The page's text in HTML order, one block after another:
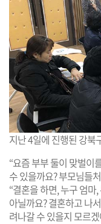
지난 4일에 진행된 강북
“요즘 부부 둘이 맞벌이
수 있을까요? 부모님들
“결혼을 하면, 누구 엄
아닐까요? 결혼하고 나
려나갈 수 있을지 모르